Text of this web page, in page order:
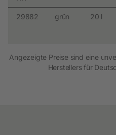
29882 grün 20 l
Angezeigte Preise sind eine
Herstellers für